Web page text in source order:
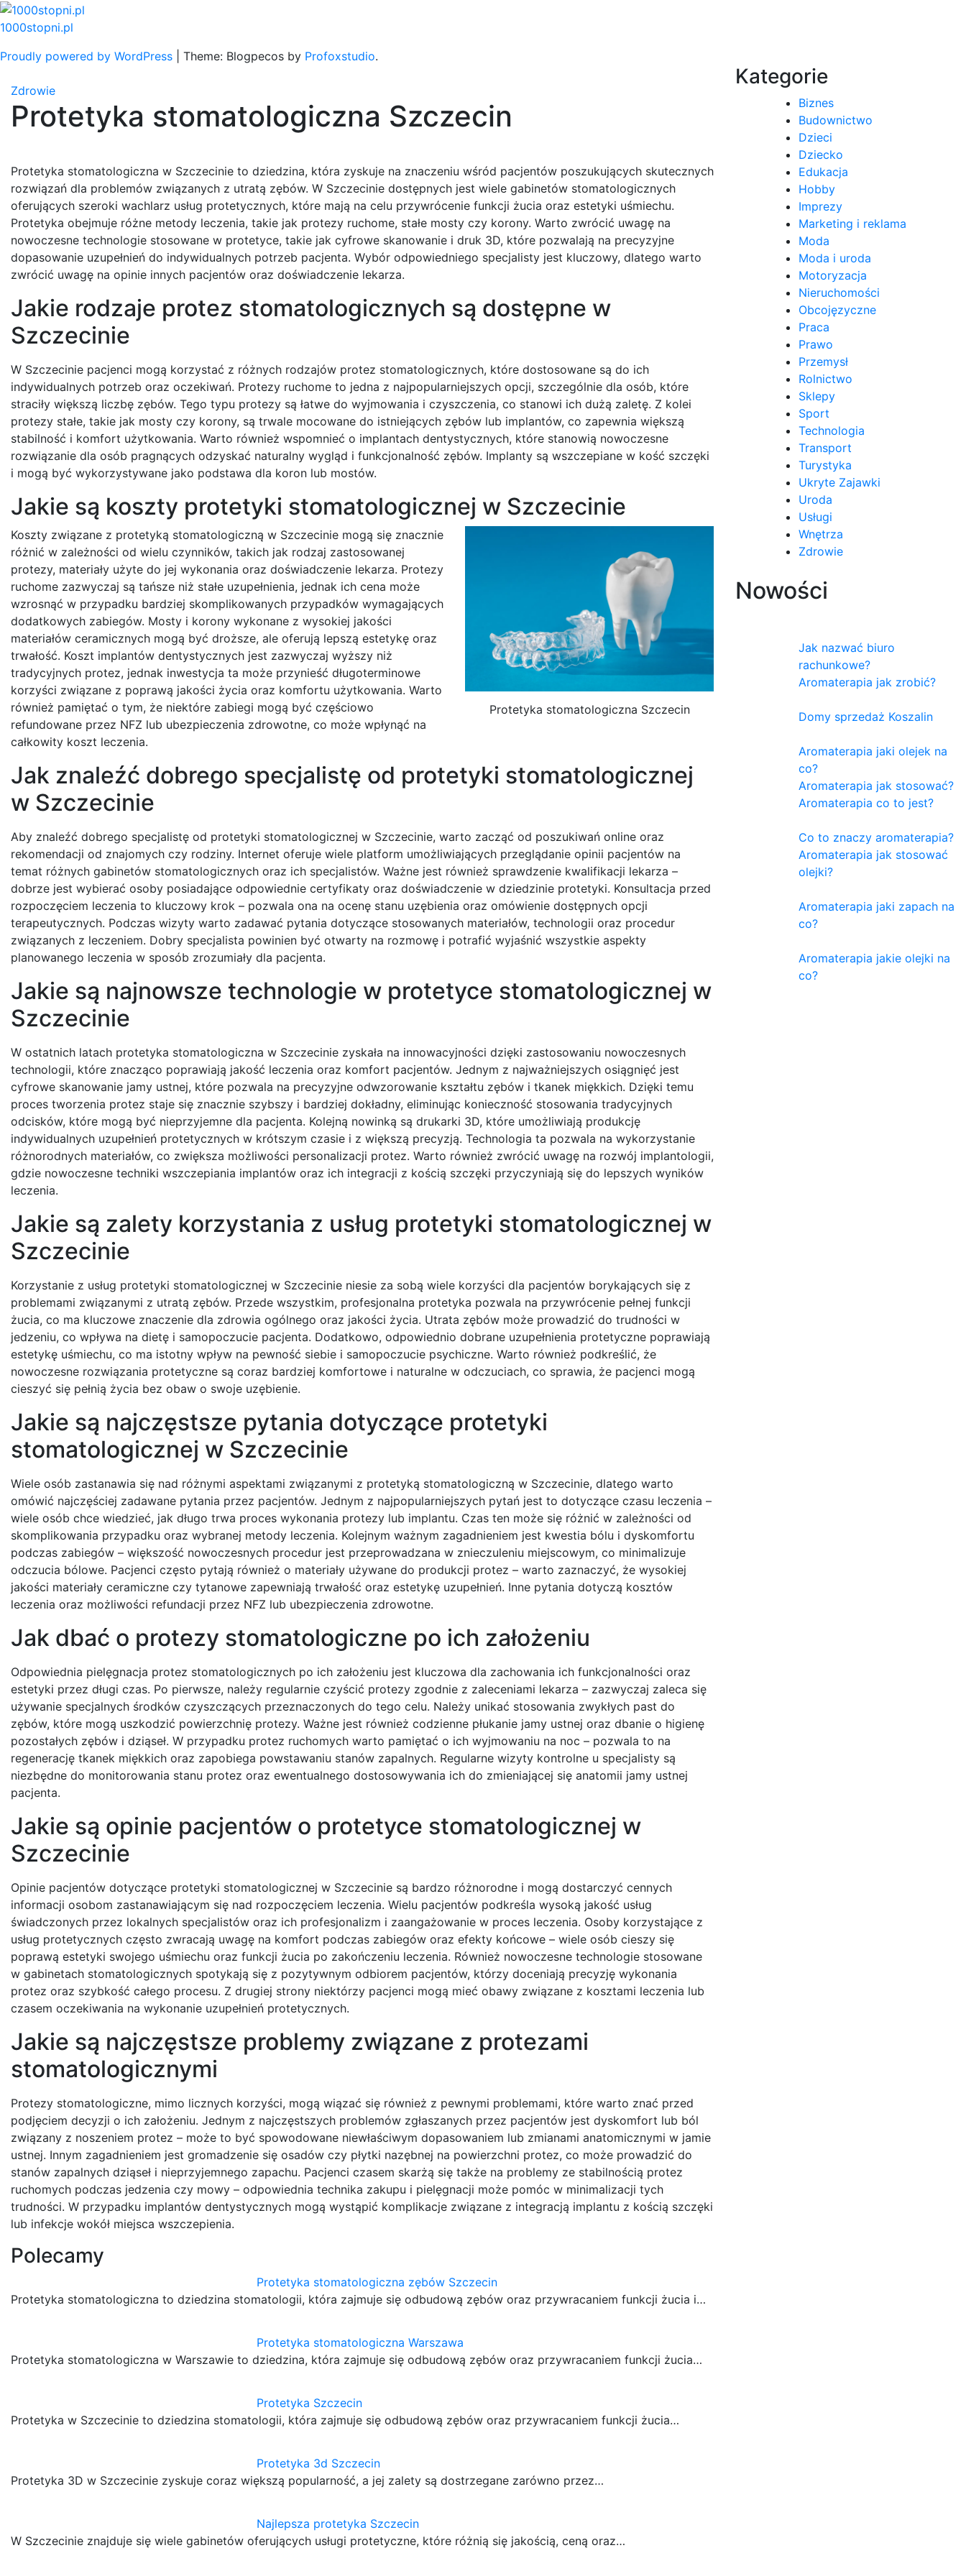
Skip
to
1000stopni.pl
Proudly powered by WordPress
Theme: Blogpecos by Profoxstudio.
Zdrowie
Protetyka stomatologiczna Szczecin
Protetyka stomatologiczna w Szczecinie to dziedzina, która zyskuje na znaczeniu wśród pacjentów poszukujących skutecznych
rozwiązań dla problemów związanych z utratą zębów. W Szczecinie dostępnych jest wiele gabinetów stomatologicznych
oferujących szeroki wachlarz usług protetycznych, które mają na celu przywrócenie funkcji żucia oraz estetyki uśmiechu.
Protetyka obejmuje różne metody leczenia, takie jak protezy ruchome, stałe mosty czy korony. Warto zwrócić uwagę na
nowoczesne technologie stosowane w protetyce, takie jak cyfrowe skanowanie i druk 3D, które pozwalają na precyzyjne
dopasowanie uzupełnień do indywidualnych potrzeb pacjenta. Wybór odpowiedniego specjalisty jest kluczowy, dlatego warto
zwrócić uwagę na opinie innych pacjentów oraz doświadczenie lekarza.
Jakie rodzaje protez stomatologicznych są dostępne w
Szczecinie
W Szczecinie pacjenci mogą korzystać z różnych rodzajów protez stomatologicznych, które dostosowane są do ich
indywidualnych potrzeb oraz oczekiwań. Protezy ruchome to jedna z najpopularniejszych opcji, szczególnie dla osób, które
straciły większą liczbę zębów. Tego typu protezy są łatwe do wyjmowania i czyszczenia, co stanowi ich dużą zaletę. Z kolei
protezy stałe, takie jak mosty czy korony, są trwale mocowane do istniejących zębów lub implantów, co zapewnia większą
stabilność i komfort użytkowania. Warto również wspomnieć o implantach dentystycznych, które stanowią nowoczesne
rozwiązanie dla osób pragnących odzyskać naturalny wygląd i funkcjonalność zębów. Implanty są wszczepiane w kość szczęki
i mogą być wykorzystywane jako podstawa dla koron lub mostów.
Jakie są koszty protetyki stomatologicznej w Szczecinie
Protetyka stomatologiczna Szczecin
Koszty związane z protetyką stomatologiczną w Szczecinie mogą się znacznie
różnić w zależności od wielu czynników, takich jak rodzaj zastosowanej
protezy, materiały użyte do jej wykonania oraz doświadczenie lekarza. Protezy
ruchome zazwyczaj są tańsze niż stałe uzupełnienia, jednak ich cena może
wzrosnąć w przypadku bardziej skomplikowanych przypadków wymagających
dodatkowych zabiegów. Mosty i korony wykonane z wysokiej jakości
materiałów ceramicznych mogą być droższe, ale oferują lepszą estetykę oraz
trwałość. Koszt implantów dentystycznych jest zazwyczaj wyższy niż
tradycyjnych protez, jednak inwestycja ta może przynieść długoterminowe
korzyści związane z poprawą jakości życia oraz komfortu użytkowania. Warto
również pamiętać o tym, że niektóre zabiegi mogą być częściowo
refundowane przez NFZ lub ubezpieczenia zdrowotne, co może wpłynąć na
całkowity koszt leczenia.
Jak znaleźć dobrego specjalistę od protetyki stomatologicznej
w Szczecinie
Aby znaleźć dobrego specjalistę od protetyki stomatologicznej w Szczecinie, warto zacząć od poszukiwań online oraz
rekomendacji od znajomych czy rodziny. Internet oferuje wiele platform umożliwiających przeglądanie opinii pacjentów na
temat różnych gabinetów stomatologicznych oraz ich specjalistów. Ważne jest również sprawdzenie kwalifikacji lekarza –
dobrze jest wybierać osoby posiadające odpowiednie certyfikaty oraz doświadczenie w dziedzinie protetyki. Konsultacja przed
rozpoczęciem leczenia to kluczowy krok – pozwala ona na ocenę stanu uzębienia oraz omówienie dostępnych opcji
terapeutycznych. Podczas wizyty warto zadawać pytania dotyczące stosowanych materiałów, technologii oraz procedur
związanych z leczeniem. Dobry specjalista powinien być otwarty na rozmowę i potrafić wyjaśnić wszystkie aspekty
planowanego leczenia w sposób zrozumiały dla pacjenta.
Jakie są najnowsze technologie w protetyce stomatologicznej w
Szczecinie
W ostatnich latach protetyka stomatologiczna w Szczecinie zyskała na innowacyjności dzięki zastosowaniu nowoczesnych
technologii, które znacząco poprawiają jakość leczenia oraz komfort pacjentów. Jednym z najważniejszych osiągnięć jest
cyfrowe skanowanie jamy ustnej, które pozwala na precyzyjne odwzorowanie kształtu zębów i tkanek miękkich. Dzięki temu
proces tworzenia protez staje się znacznie szybszy i bardziej dokładny, eliminując konieczność stosowania tradycyjnych
odcisków, które mogą być nieprzyjemne dla pacjenta. Kolejną nowinką są drukarki 3D, które umożliwiają produkcję
indywidualnych uzupełnień protetycznych w krótszym czasie i z większą precyzją. Technologia ta pozwala na wykorzystanie
różnorodnych materiałów, co zwiększa możliwości personalizacji protez. Warto również zwrócić uwagę na rozwój implantologii,
gdzie nowoczesne techniki wszczepiania implantów oraz ich integracji z kością szczęki przyczyniają się do lepszych wyników
leczenia.
Jakie są zalety korzystania z usług protetyki stomatologicznej w
Szczecinie
Korzystanie z usług protetyki stomatologicznej w Szczecinie niesie za sobą wiele korzyści dla pacjentów borykających się z
problemami związanymi z utratą zębów. Przede wszystkim, profesjonalna protetyka pozwala na przywrócenie pełnej funkcji
żucia, co ma kluczowe znaczenie dla zdrowia ogólnego oraz jakości życia. Utrata zębów może prowadzić do trudności w
jedzeniu, co wpływa na dietę i samopoczucie pacjenta. Dodatkowo, odpowiednio dobrane uzupełnienia protetyczne poprawiają
estetykę uśmiechu, co ma istotny wpływ na pewność siebie i samopoczucie psychiczne. Warto również podkreślić, że
nowoczesne rozwiązania protetyczne są coraz bardziej komfortowe i naturalne w odczuciach, co sprawia, że pacjenci mogą
cieszyć się pełnią życia bez obaw o swoje uzębienie.
Jakie są najczęstsze pytania dotyczące protetyki
stomatologicznej w Szczecinie
Wiele osób zastanawia się nad różnymi aspektami związanymi z protetyką stomatologiczną w Szczecinie, dlatego warto
omówić najczęściej zadawane pytania przez pacjentów. Jednym z najpopularniejszych pytań jest to dotyczące czasu leczenia –
wiele osób chce wiedzieć, jak długo trwa proces wykonania protezy lub implantu. Czas ten może się różnić w zależności od
skomplikowania przypadku oraz wybranej metody leczenia. Kolejnym ważnym zagadnieniem jest kwestia bólu i dyskomfortu
podczas zabiegów – większość nowoczesnych procedur jest przeprowadzana w znieczuleniu miejscowym, co minimalizuje
odczucia bólowe. Pacjenci często pytają również o materiały używane do produkcji protez – warto zaznaczyć, że wysokiej
jakości materiały ceramiczne czy tytanowe zapewniają trwałość oraz estetykę uzupełnień. Inne pytania dotyczą kosztów
leczenia oraz możliwości refundacji przez NFZ lub ubezpieczenia zdrowotne.
Jak dbać o protezy stomatologiczne po ich założeniu
Odpowiednia pielęgnacja protez stomatologicznych po ich założeniu jest kluczowa dla zachowania ich funkcjonalności oraz
estetyki przez długi czas. Po pierwsze, należy regularnie czyścić protezy zgodnie z zaleceniami lekarza – zazwyczaj zaleca się
używanie specjalnych środków czyszczących przeznaczonych do tego celu. Należy unikać stosowania zwykłych past do
zębów, które mogą uszkodzić powierzchnię protezy. Ważne jest również codzienne płukanie jamy ustnej oraz dbanie o higienę
pozostałych zębów i dziąseł. W przypadku protez ruchomych warto pamiętać o ich wyjmowaniu na noc – pozwala to na
regenerację tkanek miękkich oraz zapobiega powstawaniu stanów zapalnych. Regularne wizyty kontrolne u specjalisty są
niezbędne do monitorowania stanu protez oraz ewentualnego dostosowywania ich do zmieniającej się anatomii jamy ustnej
pacjenta.
Jakie są opinie pacjentów o protetyce stomatologicznej w
Szczecinie
Opinie pacjentów dotyczące protetyki stomatologicznej w Szczecinie są bardzo różnorodne i mogą dostarczyć cennych
informacji osobom zastanawiającym się nad rozpoczęciem leczenia. Wielu pacjentów podkreśla wysoką jakość usług
świadczonych przez lokalnych specjalistów oraz ich profesjonalizm i zaangażowanie w proces leczenia. Osoby korzystające z
usług protetycznych często zwracają uwagę na komfort podczas zabiegów oraz efekty końcowe – wiele osób cieszy się
poprawą estetyki swojego uśmiechu oraz funkcji żucia po zakończeniu leczenia. Również nowoczesne technologie stosowane
w gabinetach stomatologicznych spotykają się z pozytywnym odbiorem pacjentów, którzy doceniają precyzję wykonania
protez oraz szybkość całego procesu. Z drugiej strony niektórzy pacjenci mogą mieć obawy związane z kosztami leczenia lub
czasem oczekiwania na wykonanie uzupełnień protetycznych.
Jakie są najczęstsze problemy związane z protezami
stomatologicznymi
Protezy stomatologiczne, mimo licznych korzyści, mogą wiązać się również z pewnymi problemami, które warto znać przed
podjęciem decyzji o ich założeniu. Jednym z najczęstszych problemów zgłaszanych przez pacjentów jest dyskomfort lub ból
związany z noszeniem protez – może to być spowodowane niewłaściwym dopasowaniem lub zmianami anatomicznymi w jamie
ustnej. Innym zagadnieniem jest gromadzenie się osadów czy płytki nazębnej na powierzchni protez, co może prowadzić do
stanów zapalnych dziąseł i nieprzyjemnego zapachu. Pacjenci czasem skarżą się także na problemy ze stabilnością protez
ruchomych podczas jedzenia czy mowy – odpowiednia technika zakupu i pielęgnacji może pomóc w minimalizacji tych
trudności. W przypadku implantów dentystycznych mogą wystąpić komplikacje związane z integracją implantu z kością szczęki
lub infekcje wokół miejsca wszczepienia.
Polecamy
Protetyka stomatologiczna zębów Szczecin
Protetyka stomatologiczna to dziedzina stomatologii, która zajmuje się odbudową zębów oraz przywracaniem funkcji żucia i…
Protetyka stomatologiczna Warszawa
Protetyka stomatologiczna w Warszawie to dziedzina, która zajmuje się odbudową zębów oraz przywracaniem funkcji żucia…
Protetyka Szczecin
Protetyka w Szczecinie to dziedzina stomatologii, która zajmuje się odbudową zębów oraz przywracaniem funkcji żucia…
Protetyka 3d Szczecin
Protetyka 3D w Szczecinie zyskuje coraz większą popularność, a jej zalety są dostrzegane zarówno przez…
Najlepsza protetyka Szczecin
W Szczecinie znajduje się wiele gabinetów oferujących usługi protetyczne, które różnią się jakością, ceną oraz…
Kategorie
Biznes
Budownictwo
Dzieci
Dziecko
Edukacja
Hobby
Imprezy
Marketing i reklama
Moda
Moda i uroda
Motoryzacja
Nieruchomości
Obcojęzyczne
Praca
Prawo
Przemysł
Rolnictwo
Sklepy
Sport
Technologia
Transport
Turystyka
Ukryte Zajawki
Uroda
Usługi
Wnętrza
Zdrowie
Nowości
Jak nazwać biuro
rachunkowe?
Aromaterapia jak zrobić?
Domy sprzedaż Koszalin
Aromaterapia jaki olejek na
co?
Aromaterapia jak stosować?
Aromaterapia co to jest?
Co to znaczy aromaterapia?
Aromaterapia jak stosować
olejki?
Aromaterapia jaki zapach na
co?
Aromaterapia jakie olejki na
co?